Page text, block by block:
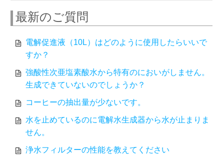
最新のご質問
電解促進液（10L）はどのように使用したらいいで
すか？
強酸性次亜塩素酸水から特有のにおいがしません。
生成できていないのでしょうか？
コーヒーの抽出量が少ないです。
水を止めているのに電解水生成器から水が止まりま
せん。
浄水フィルターの性能を教えてください